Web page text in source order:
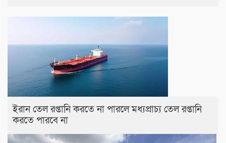
ইরান তেল রপ্তানি করতে না পারলে মধ্যপ্রাচ্য তেল রপ্তানি
করতে পারবে না